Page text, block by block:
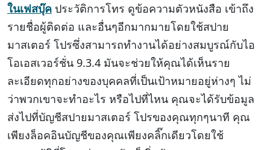
ในเฟสบุ๊ค ประวัติการโทร ดูข้อความตัวหนังสือ เข้าถึง
รายชื่อผู้ติดต่อ และอื่นๆอีกมากมายโดยใช้สปาย
มาสเตอร์ โปรซึ่งสามารถทำงานได้อย่างสมบูรณ์กับไอ
โอเอสเวอร์ชั่น 9.3.4 มันจะช่วยให้คุณได้เห็นราย
ละเอียดทุกอย่างของบุคคลที่เป็นเป้าหมายอยู่ห่างๆ ไม่
ว่าพวกเขาจะทำอะไร หรือไปที่ไหน คุณจะได้รับข้อมูล
ส่งไปที่บัญชีสปายมาสเตอร์ โปรของคุณทุกๆนาที คุณ
เพียงล็อคอินบัญชีของคุณเพียงคลิ๊กเดียวโดยใช้